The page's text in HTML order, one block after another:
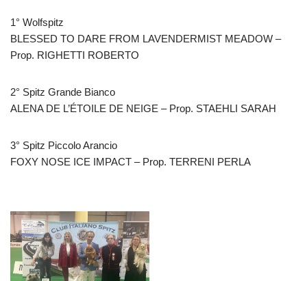
1° Wolfspitz
BLESSED TO DARE FROM LAVENDERMIST MEADOW –
Prop. RIGHETTI ROBERTO
2° Spitz Grande Bianco
ALENA DE L’ÉTOILE DE NEIGE – Prop. STAEHLI SARAH
3° Spitz Piccolo Arancio
FOXY NOSE ICE IMPACT – Prop. TERRENI PERLA